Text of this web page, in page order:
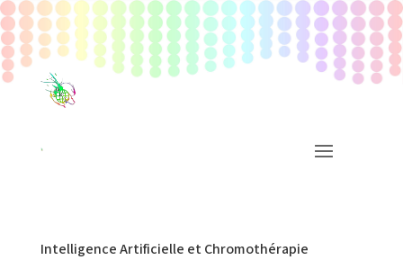
Intelligence Artificielle et Chromothérapie